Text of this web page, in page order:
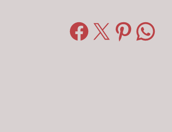
Compartir en Facebook
Compartir en X Compartir en Pinterest
Compartir